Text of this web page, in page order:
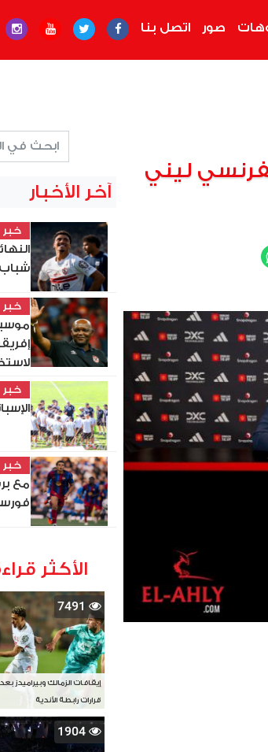
صور اتصل بنا
ليني
آخر الأخبار
خبر
شباب
خبر
لاستضافة
خبر
الإسباني
خبر
مع
الأكثر
7491
إيقافات الزمالك وبيراميدز بعد
قرارات رابطة الأندية
1904